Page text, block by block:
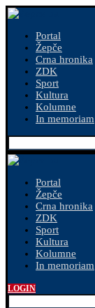
Portal
Žepče
Crna hronika
ZDK
Sport
Kultura
Kolumne
In memoriam
Portal
Žepče
Crna hronika
ZDK
Sport
Kultura
Kolumne
In memoriam
LOGIN